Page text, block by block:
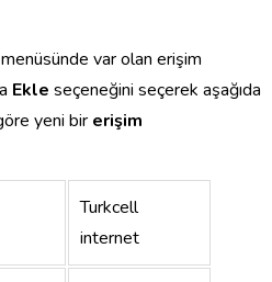
menüsünde var olan erişim
Ekle seçeneğini seçerek aşağıda
yeni bir erişim
Turkcell
internet